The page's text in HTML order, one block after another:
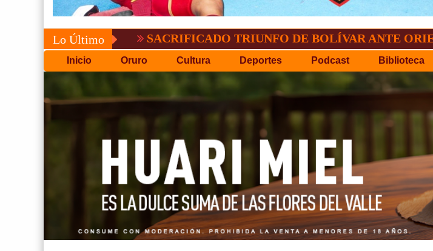
Lo ÚltimoSACRIFICADO TRIUNFO DE BOLÍVAR ANTE ORIENTE
Inicio Oruro Cultura Deportes Podcast Biblioteca